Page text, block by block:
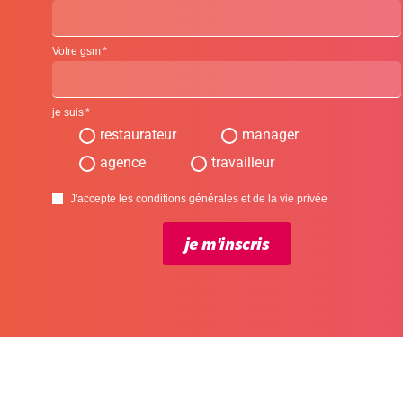
Votre gsm
je suis
restaurateur
manager
agence
travailleur
J'accepte les conditions générales et de la vie privée
je m'inscris